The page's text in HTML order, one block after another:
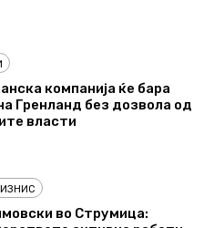
компанија ќе бара
Гренланд без дозвола од
власти
во Струмица: